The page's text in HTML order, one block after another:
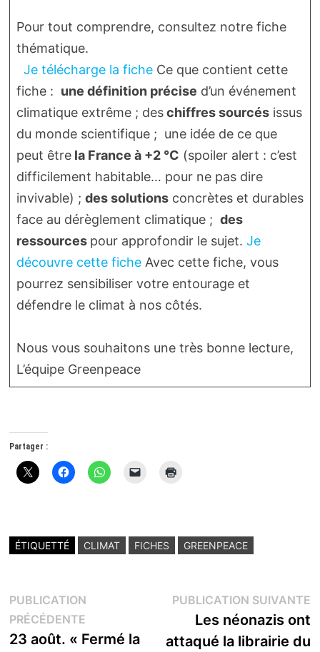
Pour tout comprendre, consultez notre fiche
thématique.
Je télécharge la ficheCe que contient cette
fiche : une définition précise d’un événement
climatique extrême ; deschiffres sourcésissus
du monde scientifique ; une idée de ce que
peut êtrela France à +2 °C (spoiler alert : c’est
difficilement habitable… pour ne pas dire
invivable) ; des solutionsconcrètes et durables
face au dérèglement climatique ; des
ressources pour approfondir le sujet. Je
découvre cette ficheAvec cette fiche, vous
pourrez sensibiliser votre entourage et
défendre le climat à nos côtés.
Nous vous souhaitons une très bonne lecture,
L’équipe Greenpeace
Partager :
ÉTIQUETTÉ CLIMAT FICHES GREENPEACE
Navigation
de
PUBLICATION
PRÉCÉDENTEPublication
précédente :
23 août. « Fermé la
PUBLICATION SUIVANTE
Les néonazis ont
attaqué la librairie du